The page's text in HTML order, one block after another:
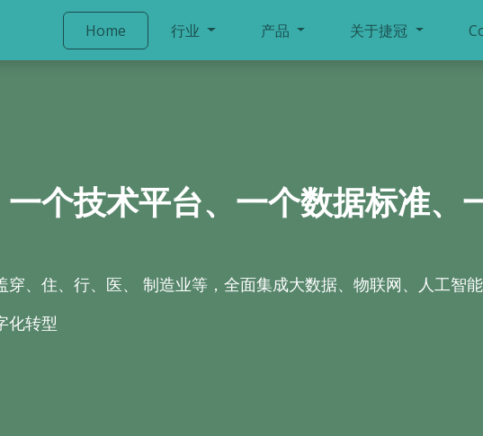
Home 行业 产品 关于捷冠
个技术平台、一个数据标准、
、住、行、医、 制造业等，全面集成大数据、物联网、人工智能
化转型